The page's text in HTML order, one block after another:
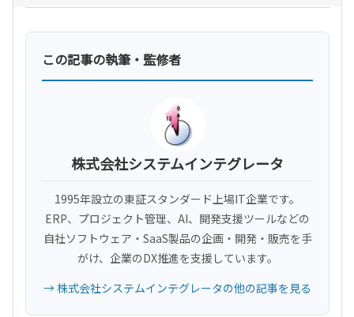
この記事の執筆・監修者
株式会社システムインテグレータ
1995年設立の東証スタンダード上場IT企業です。
ERP、プロジェクト管理、AI、開発支援ツールなどの
自社ソフトウェア・SaaS製品の企画・開発・販売を手
がけ、企業のDX推進を支援しています。
→ 株式会社システムインテグレータの他の記事を見る